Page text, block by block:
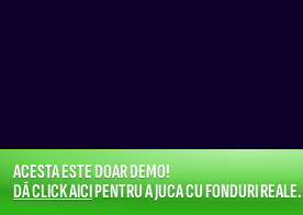
ACESTA ESTE DOAR DEMO!
DĂ CLICK AICIPENTRU A JUCA CU FONDURI REALE.